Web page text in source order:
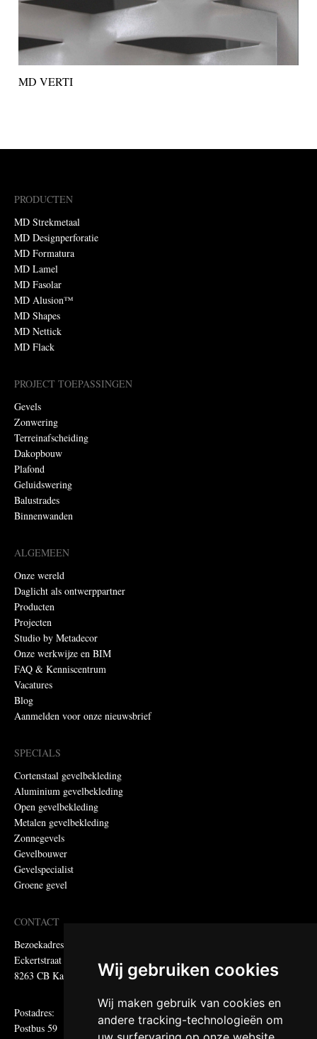
Wij gebruiken cookies
Wij maken gebruik van cookies en
andere tracking-technologieën om
MD VERTI
PRODUCTEN
MD Strekmetaal
MD Designperforatie
MD Formatura
MD Lamel
MD Fasolar
MD Alusion™
MD Shapes
MD Nettick
MD Flack
PROJECT TOEPASSINGEN
Gevels
Zonwering
Terreinafscheiding
Dakopbouw
Plafond
Geluidswering
Balustrades
Binnenwanden
ALGEMEEN
Onze wereld
Daglicht als ontwerppartner
Producten
Projecten
Studio by Metadecor
Onze werkwijze en BIM
FAQ & Kenniscentrum
Vacatures
Blog
Aanmelden voor onze nieuwsbrief
SPECIALS
Cortenstaal gevelbekleding
Aluminium gevelbekleding
Open gevelbekleding
Metalen gevelbekleding
Zonnegevels
Gevelbouwer
Gevelspecialist
Groene gevel
CONTACT
Bezoekadres:
Eckertstraat 75
8263 CB Kampen
Postadres:
Postbus 59